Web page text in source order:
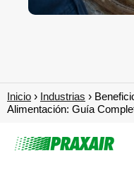
Inicio Industrias
Alimentación: Guía